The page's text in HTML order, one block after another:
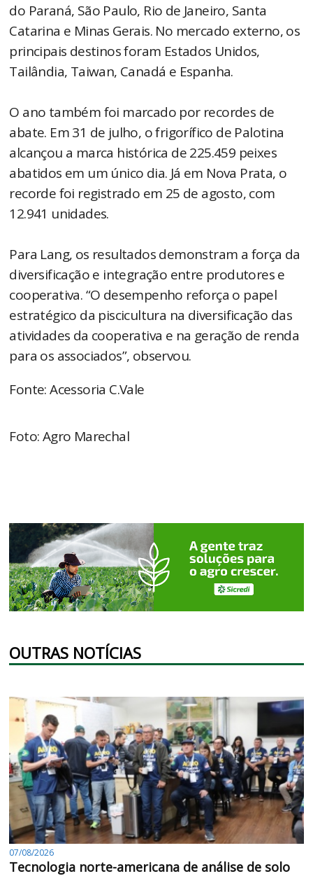
do Paraná, São Paulo, Rio de Janeiro, Santa
Catarina e Minas Gerais. No mercado externo, os
principais destinos foram Estados Unidos,
Tailândia, Taiwan, Canadá e Espanha.
O ano também foi marcado por recordes de
abate. Em 31 de julho, o frigorífico de Palotina
alcançou a marca histórica de 225.459 peixes
abatidos em um único dia. Já em Nova Prata, o
recorde foi registrado em 25 de agosto, com
12.941 unidades.
Para Lang, os resultados demonstram a força da
diversificação e integração entre produtores e
cooperativa. “O desempenho reforça o papel
estratégico da piscicultura na diversificação das
atividades da cooperativa e na geração de renda
para os associados”, observou.
Fonte: Acessoria C.Vale
Foto: Agro Marechal
OUTRAS NOTÍCIAS
07/08/2026
Tecnologia norte-americana de análise de solo